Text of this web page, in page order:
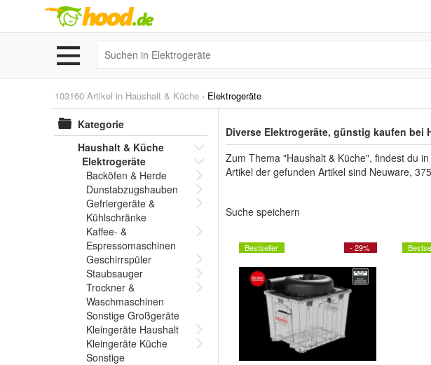
103160 Artikel in Haushalt & Küche › Elektrogeräte
Kategorie
Haushalt & Küche
Elektrogeräte
Backöfen & Herde
Dunstabzugshauben
Gefriergeräte &
Kühlschränke
Kaffee- &
Espressomaschinen
Geschirrspüler
Staubsauger
Trockner &
Waschmaschinen
Sonstige Großgeräte
Kleingeräte Haushalt
Kleingeräte Küche
Sonstige
Diverse Elektrogeräte, günstig kaufen bei
Zum Thema "Haushalt & Küche", findest du
Artikel der gefunden Artikel sind Neuware,
Suche speichern
- 29%
Bestseller